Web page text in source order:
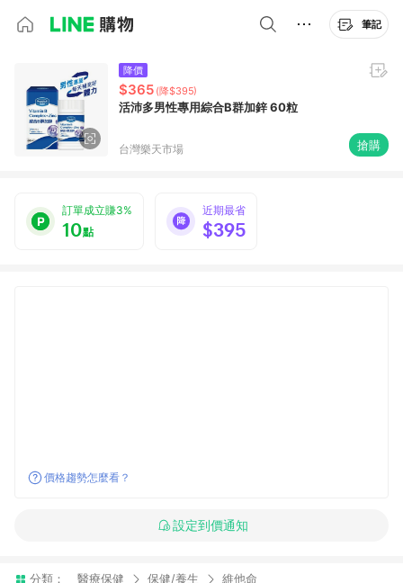
筆記
降價
$365 (降$395)
活沛多男性專用綜合B群加鋅 60粒
台灣樂天市場 搶購
訂單成立賺3%
10點
近期最省
$395
價格趨勢怎麼看？
設定到價通知
分類： 醫療保健 保健/養生 維他命